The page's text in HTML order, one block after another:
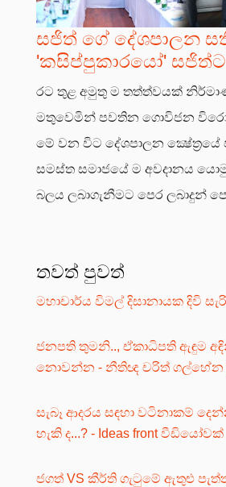
සජිත් ගේ දේශපාලන
'කසිප්පුකාරයෝ'
රට තුළ අමුතු ම තත්ත්වයක්
මතුවෙමින් පවතින ගොවිජන
මේ වන විට දේශපාලන
සමස්ත සමාජයේ ම අවදානය
බලය ලබාගැනීමට පෙර ලබාදුන්
තවත් පුවත්
මහාචාර්ය විමල් දිසානායක දිවි
ජනපති තුමනි.., ඒකාධිපති ඇඳුම
නොවන්න - නීතිඥ චරිත් ගල්හේන
සැබෑ ආදරය සඳහා වටිනාකම්
හැකි ද...? - Ideas front වීඩියෝවක්
ජගත් VS කීර්ති ගැටුමේ ඇතුළු